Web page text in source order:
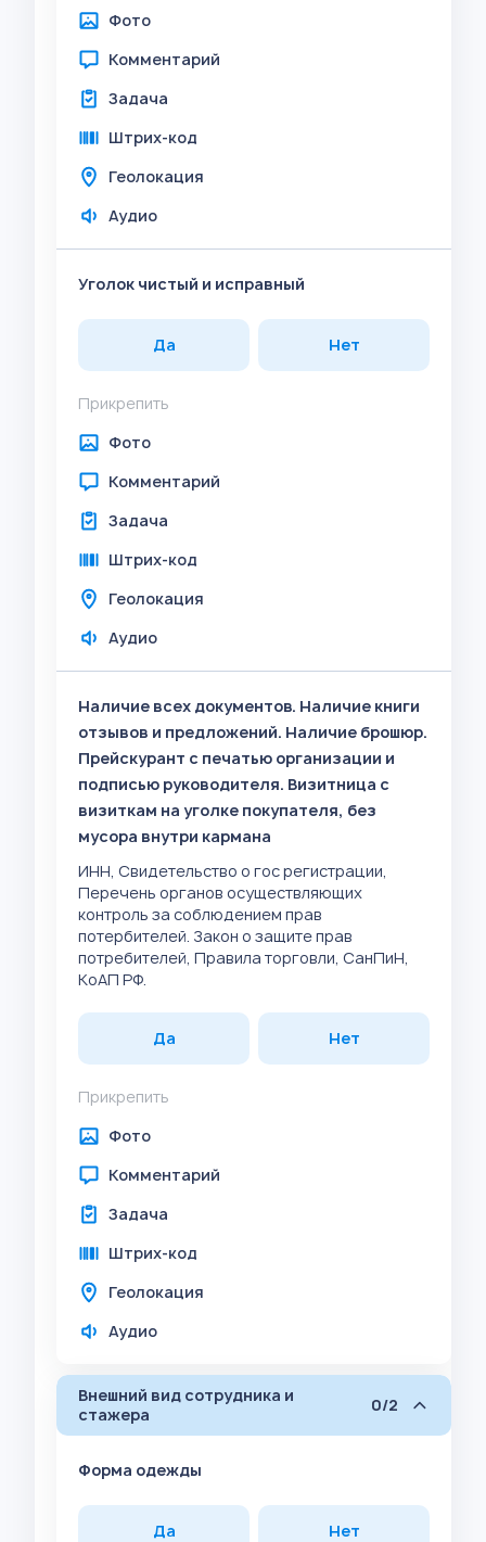
Фото
Комментарий
Задача
Штрих-код
Геолокация
Аудио
Уголок чистый и исправный
Да Нет
Прикрепить
Фото
Комментарий
Задача
Штрих-код
Геолокация
Аудио
Наличие всех документов. Наличие книги
отзывов и предложений. Наличие брошюр.
Прейскурант с печатью организации и
подписью руководителя. Визитница с
визиткам на уголке покупателя, без
мусора внутри кармана
ИНН, Свидетельство о гос регистрации,
Перечень органов осуществляющих
контроль за соблюдением прав
потербителей. Закон о защите прав
потребителей, Правила торговли, СанПиН,
КоАП РФ.
Да Нет
Прикрепить
Фото
Комментарий
Задача
Штрих-код
Геолокация
Аудио
Внешний вид сотрудника и
стажера
0/2
Форма одежды
Да Нет